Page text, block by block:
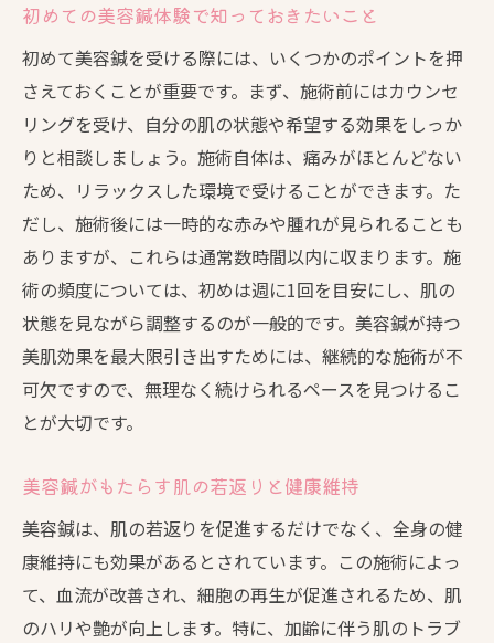
美容鍼の施術後に感じる心地よさ
名古屋市北区の美容鍼サロンで新たな美を追求
名古屋市北区の美容鍼サロンの選び方
美容鍼サロンが提供する多様な施術メニュ
ー
最新の美容鍼技術を体験できるサロン紹介
美容鍼で新たな美に出会うためのポイント
サロンで提供される個別ケアの魅力
美容鍼サロンの利用者の声と体験談
美容鍼があなたのライフスタイルに与える影響
美容鍼が日常生活に溶け込むメリット
ライフスタイルに合わせた美容鍼の活用法
健康的な生活と美容鍼の共通点
美容鍼がもたらすポジティブなライフスタ
イル
美容鍼を通じた生活の質の向上
初めての美容鍼体験で知っておきたいこと
初めて美容鍼を受ける際には、いくつかのポイントを押
さえておくことが重要です。まず、施術前にはカウンセ
リングを受け、自分の肌の状態や希望する効果をしっか
りと相談しましょう。施術自体は、痛みがほとんどない
ため、リラックスした環境で受けることができます。た
だし、施術後には一時的な赤みや腫れが見られることも
ありますが、これらは通常数時間以内に収まります。施
術の頻度については、初めは週に1回を目安にし、肌の
状態を見ながら調整するのが一般的です。美容鍼が持つ
美肌効果を最大限引き出すためには、継続的な施術が不
可欠ですので、無理なく続けられるペースを見つけるこ
とが大切です。
美容鍼がもたらす肌の若返りと健康維持
美容鍼は、肌の若返りを促進するだけでなく、全身の健
康維持にも効果があるとされています。この施術によっ
て、血流が改善され、細胞の再生が促進されるため、肌
のハリや艶が向上します。特に、加齢に伴う肌のトラブ